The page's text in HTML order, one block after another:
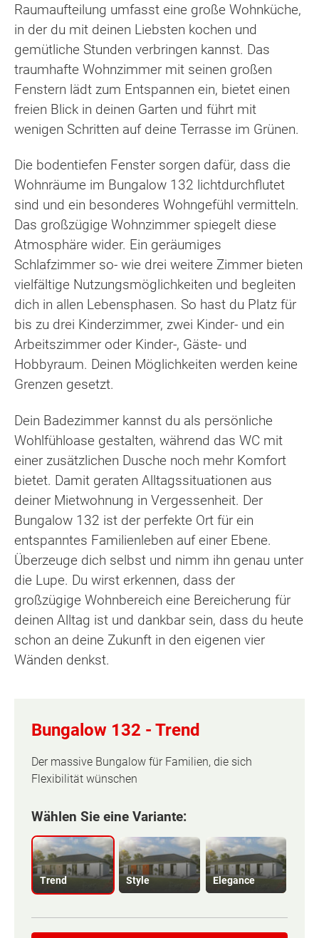
Raumaufteilung umfasst eine große Wohnküche,
in der du mit deinen Liebsten kochen und
gemütliche Stunden verbringen kannst. Das
traumhafte Wohnzimmer mit seinen großen
Fenstern lädt zum Entspannen ein, bietet einen
freien Blick in deinen Garten und führt mit
wenigen Schritten auf deine Terrasse im Grünen.
Die bodentiefen Fenster sorgen dafür, dass die
Wohnräume im Bungalow 132 lichtdurchflutet
sind und ein besonderes Wohngefühl vermitteln.
Das großzügige Wohnzimmer spiegelt diese
Atmosphäre wider. Ein geräumiges
Schlafzimmer so- wie drei weitere Zimmer bieten
vielfältige Nutzungsmöglichkeiten und begleiten
dich in allen Lebensphasen. So hast du Platz für
bis zu drei Kinderzimmer, zwei Kinder- und ein
Arbeitszimmer oder Kinder-, Gäste- und
Hobbyraum. Deinen Möglichkeiten werden keine
Grenzen gesetzt.
Dein Badezimmer kannst du als persönliche
Wohlfühloase gestalten, während das WC mit
einer zusätzlichen Dusche noch mehr Komfort
bietet. Damit geraten Alltagssituationen aus
deiner Mietwohnung in Vergessenheit. Der
Bungalow 132 ist der perfekte Ort für ein
entspanntes Familienleben auf einer Ebene.
Überzeuge dich selbst und nimm ihn genau unter
die Lupe. Du wirst erkennen, dass der
großzügige Wohnbereich eine Bereicherung für
deinen Alltag ist und dankbar sein, dass du heute
schon an deine Zukunft in den eigenen vier
Wänden denkst.
Bungalow 132 - Trend
Der massive Bungalow für Familien, die sich
Flexibilität wünschen
Wählen Sie eine Variante:
Trend Style Elegance